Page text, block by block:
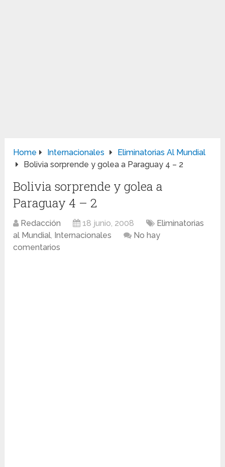
Home Internacionales
Eliminatorias Al Mundial
Bolivia sorprende y golea a Paraguay 4 – 2
Bolivia sorprende y golea a
Paraguay 4 – 2
Redacción 18 junio, 2008
Eliminatorias
al Mundial, Internacionales
No hay
comentarios